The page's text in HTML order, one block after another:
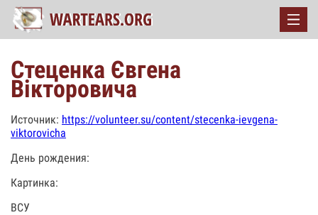
Стеценка Євгена
Вікторовича
Источник: https://volunteer.su/content/stecenka-ievgena-
viktorovicha
День рождения:
Картинка:
ВСУ